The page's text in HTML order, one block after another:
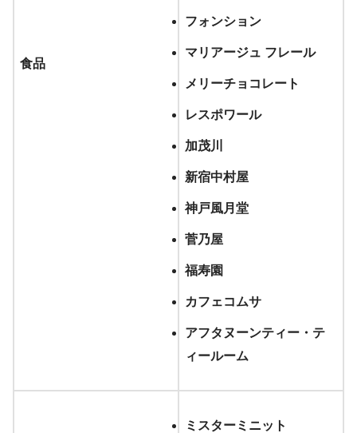
食品
フォンション
マリアージュ フレール
メリーチョコレート
レスポワール
加茂川
新宿中村屋
神戸風月堂
菅乃屋
福寿園
カフェコムサ
アフタヌーンティー・テ
ィールーム
ミスターミニット